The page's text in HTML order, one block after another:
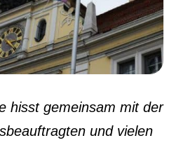
hisst gemeinsam mit der
und vielen